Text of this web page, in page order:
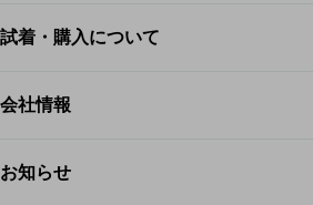
試着・購入について
会社情報
お知らせ